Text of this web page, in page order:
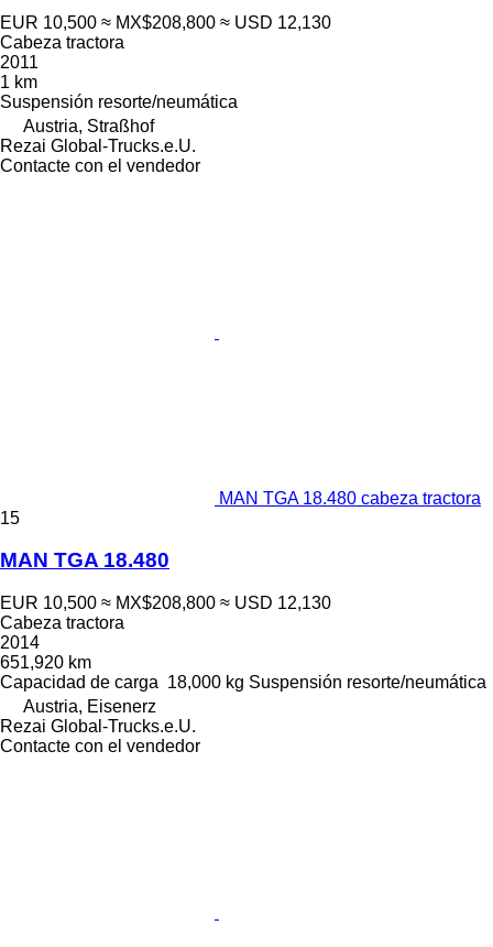
EUR 10,500 ≈ MX$208,800 ≈ USD 12,130
Cabeza tractora
2011
1 km
Suspensión resorte/neumática
Austria, Straßhof
Rezai Global-Trucks.e.U.
Contacte con el vendedor
MAN TGA 18.480 cabeza tractora
15
MAN TGA 18.480
EUR 10,500 ≈ MX$208,800 ≈ USD 12,130
Cabeza tractora
2014
651,920 km
Capacidad de carga 18,000 kg Suspensión resorte/neumática
Austria, Eisenerz
Rezai Global-Trucks.e.U.
Contacte con el vendedor